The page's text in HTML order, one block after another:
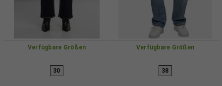
Verfügbare Größen
30
Verfügbare Größen
38